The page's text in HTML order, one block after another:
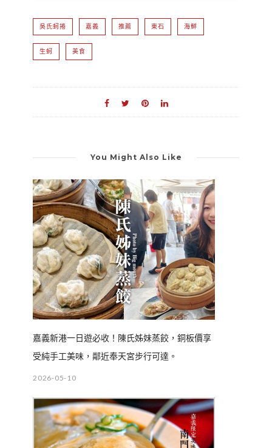
吳氏蚵捲 嘉義 推薦 東石 海鮮
生蚵 美食
You Might Also Like
嘉義新港一日遊必收！陳氏姊妹蒸餃，銅板價享
受純手工美味，鄰近奉天宮步行可達。
2026-05-10